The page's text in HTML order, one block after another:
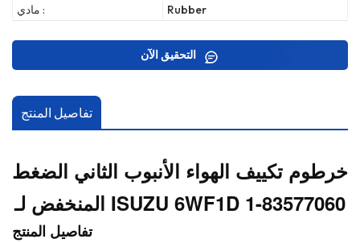
مادي :
Rubber
تفاصيل المنتج
خرطوم تكييف الهواء الأنبوب الثاني الضغط
المنخفض لـ ISUZU 6WF1D 1-83577060
تفاصيل المنتج